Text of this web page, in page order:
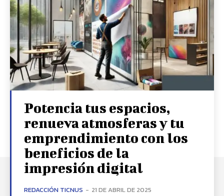
Potencia tus espacios,
renueva atmosferas y tu
emprendimiento con los
beneficios de la
impresión digital
REDACCIÓN TICNUS - 21 DE ABRIL DE 2025